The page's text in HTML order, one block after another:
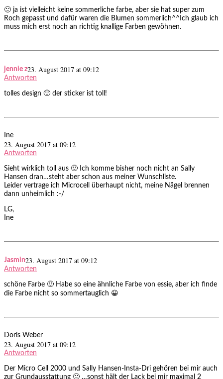
🙂 ja ist vielleicht keine sommerliche farbe, aber sie hat super zum
Roch gepasst und dafür waren die Blumen sommerlich^^Ich glaub ich
muss mich erst noch an richtig knallige Farben gewöhnen.
jennie z23. August 2017 at 09:12
Antworten
tolles design 🙂 der sticker ist toll!
Ine
23. August 2017 at 09:12
Antworten
Sieht wirklich toll aus 🙂 Ich komme bisher noch nicht an Sally
Hansen dran…steht aber schon aus meiner Wunschliste.
Leider vertrage ich Microcell überhaupt nicht, meine Nägel brennen
dann unheimlich :-/
LG,
Ine
Jasmin23. August 2017 at 09:12
Antworten
schöne Farbe 🙂 Habe so eine ähnliche Farbe von essie, aber ich finde
die Farbe nicht so sommertauglich 😀
Doris Weber
23. August 2017 at 09:12
Antworten
Der Micro Cell 2000 und Sally Hansen-Insta-Dri gehören bei mir auch
zur Grundausstattung 🙂 …sonst hält der Lack bei mir maximal 2